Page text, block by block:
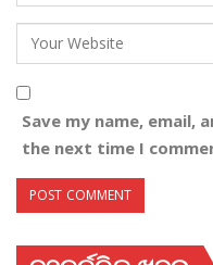
Save my name,
the next time I